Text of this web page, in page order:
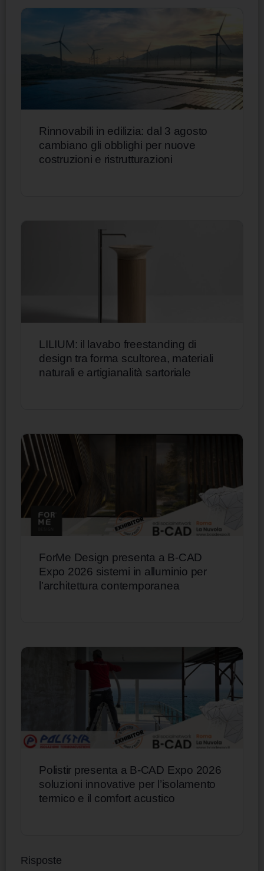
Rinnovabili in edilizia: dal 3 agosto
cambiano gli obblighi per nuove
costruzioni e ristrutturazioni
LILIUM: il lavabo freestanding di
design tra forma scultorea, materiali
naturali e artigianalità sartoriale
ForMe Design presenta a B-CAD
Expo 2026 sistemi in alluminio per
l’architettura contemporanea
Polistir presenta a B-CAD Expo 2026
soluzioni innovative per l’isolamento
termico e il comfort acustico
Risposte